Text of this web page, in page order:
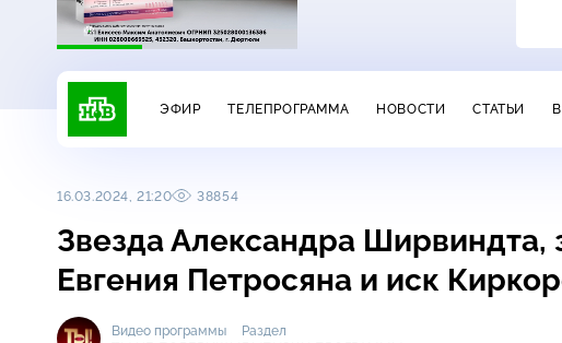
ЭФИР ТЕЛЕПРОГРАММА НОВОСТИ СТАТЬИ
16.03.2024, 21:20 38854
Звезда Александра Ширвиндта,
Евгения Петросяна и иск
Видео программы
Раздел